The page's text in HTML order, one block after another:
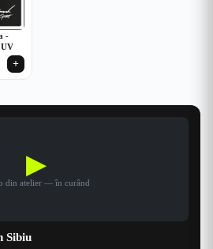
-
UV
+
▶
din atelier — în curând
Sibiu